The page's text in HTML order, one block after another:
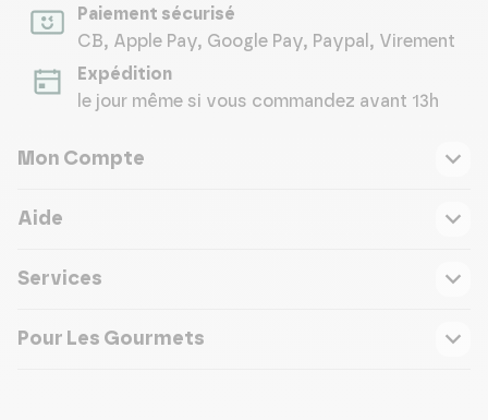
Paiement sécurisé
CB, Apple Pay, Google Pay, Paypal, Virement
Expédition
le jour même si vous commandez avant 13h
Mon Compte
Aide
Services
Pour Les Gourmets